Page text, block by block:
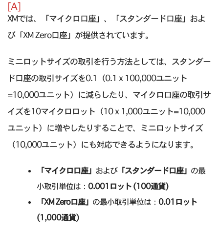
[A]
XMでは、「マイクロ口座」、「スタンダード口座」およ
び「XM Zero口座」が提供されています。
ミニロットサイズの取引を行う方法としては、スタンダー
ド口座の取引サイズを0.1（0.1 x 100,000ユニット
=10,000ユニット）に減らしたり、マイクロ口座の取引サ
イズを10マイクロロット（10 x 1,000ユニット=10,000
ユニット）に増やしたりすることで、ミニロットサイズ
（10,000ユニット）にも対応できるようになります。
「マイクロ口座」 および「スタンダード口座」 の最
小取引単位は：0.001ロット (100通貨)
「XM Zero口座」 の最小取引単位は：0.01ロット
(1,000通貨)